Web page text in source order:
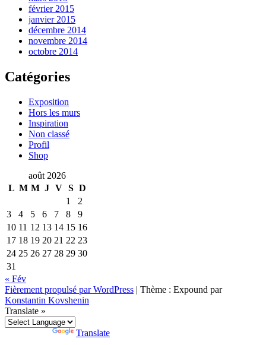
février 2015
janvier 2015
décembre 2014
novembre 2014
octobre 2014
Catégories
Exposition
Hors les murs
Inspiration
Non classé
Profil
Shop
août 2026
L M M J V S D
1
2
3
4 5 6 7 8
9
10 11 12 13 14 15 16
17 18 19 20 21 22 23
24 25 26 27 28 29 30
31
« Fév
Fièrement propulsé par WordPress | Thème : Expound par
Konstantin Kovshenin
Translate »
Translate